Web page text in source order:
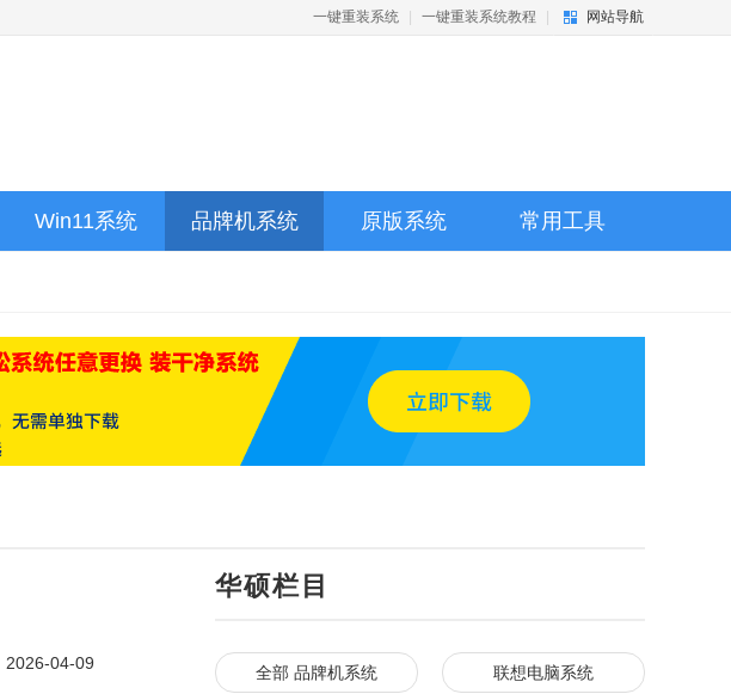
一键重装系统 一键重装系统教程 网站导航
Win11系统 品牌机系统 原版系统 常用工具
2026-04-09
华硕栏目
全部 品牌机系统 联想电脑系统